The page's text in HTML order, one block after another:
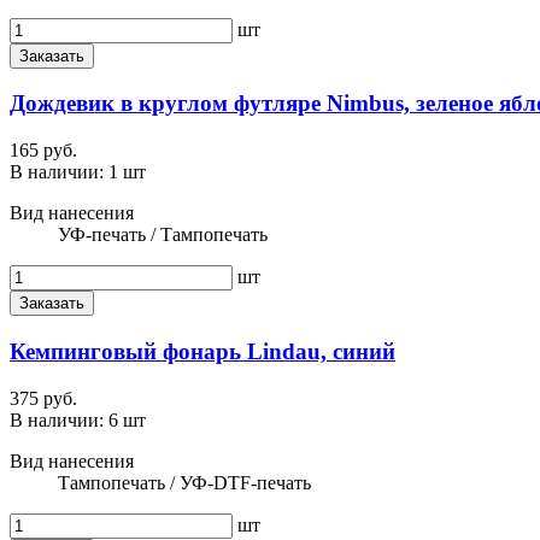
шт
Заказать
Дождевик в круглом футляре Nimbus, зеленое
165 руб.
В наличии: 1 шт
Вид нанесения
УФ-печать / Тампопечать
шт
Заказать
Кемпинговый фонарь Lindau, синий
375 руб.
В наличии: 6 шт
Вид нанесения
Тампопечать / УФ-DTF-печать
шт